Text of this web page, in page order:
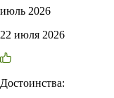
июль 2026
22 июля 2026
Достоинства: